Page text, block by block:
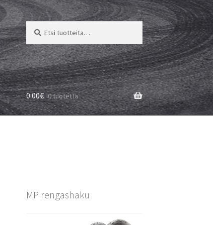
Etsi:
Haku
0.00€ 0 tuotetta
MP rengashaku